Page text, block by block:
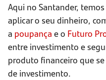
Aqui no Santander,
aplicar o seu dinheiro,
a poupança e o Futuro
entre investimento e
produto financeiro que
de investimento.